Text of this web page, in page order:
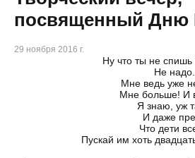
посвященный Дню
29 ноября 2016 г.
Ну что ты не
Не надо.
Мне ведь уже
Мне больше! И
Я знаю, уж
И даже
Что дети
Пускай им хоть